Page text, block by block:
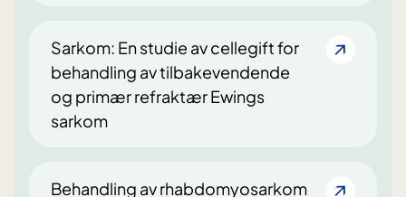
Sarkom: En studie av cellegift for
behandling av tilbakevendende
og primær refraktær Ewings
sarkom
Behandling av rhabdomyosarkom